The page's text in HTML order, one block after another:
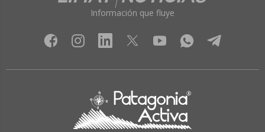
Información que fluye